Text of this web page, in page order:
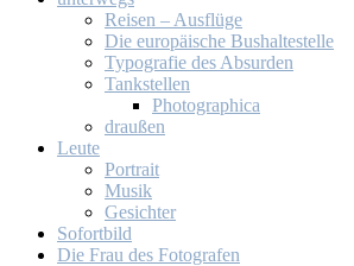
Rei­sen – Aus­flü­ge
Die eu­ro­päi­sche Bus­hal­te­stel­le
Ty­po­gra­fie des Ab­sur­den
Tank­stel­len
Pho­to­gra­phi­ca
drau­ßen
Leu­te
Por­trait
Mu­sik
Ge­sich­ter
So­fort­bild
Die Frau des Fo­to­gra­fen